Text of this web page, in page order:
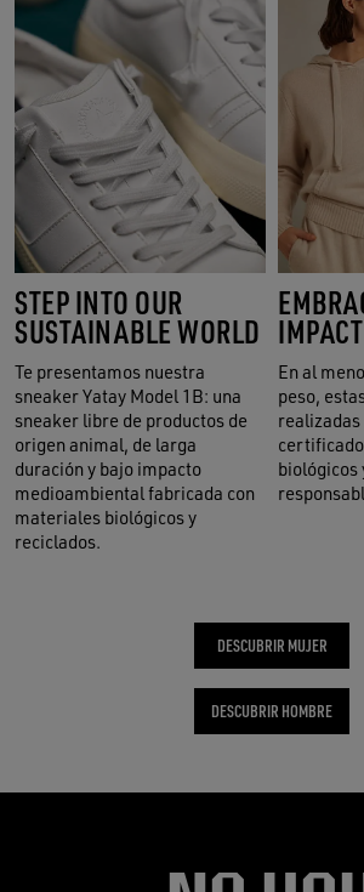
STEP INTO OUR
SUSTAINABLE WORLD
Te presentamos nuestra
sneaker Yatay Model 1B: una
sneaker libre de productos de
origen animal, de larga
duración y bajo impacto
medioambiental fabricada con
materiales biológicos y
reciclados.
En al
peso,
biológicos
DESCUBRIR MUJER
DESCUBRIR HOMBRE